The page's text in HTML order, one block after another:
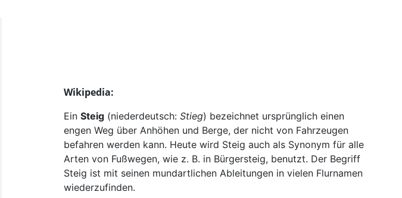
Wikipedia:
Ein Steig(niederdeutsch: Stieg) bezeichnet ursprünglich einen
engen Weg über Anhöhen und Berge, der nicht von Fahrzeugen
befahren werden kann. Heute wird Steig auch als Synonym für alle
Arten von Fußwegen, wie z. B. in Bürgersteig, benutzt. Der Begriff
Steig ist mit seinen mundartlichen Ableitungen in vielen Flurnamen
wiederzufinden.